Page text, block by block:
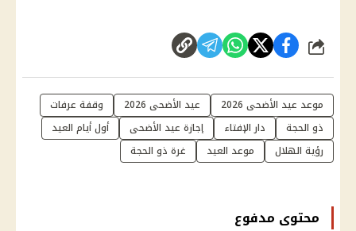
شارك
موعد عيد الأضحى 2026 عيد الأضحى 2026
وقفة عرفات
ذو الحجة
دار الإفتاء إجازة عيد الأضحى
أول أيام العيد
رؤية الهلال
موعد العيد غرة ذو الحجة
محتوى مدفوع